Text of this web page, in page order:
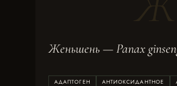
Женьшень — Panax
АДАПТОГЕН АНТИОКСИДАНТНОЕ